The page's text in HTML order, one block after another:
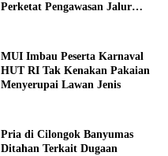
Perketat Pengawasan Jalur
MUI Imbau Peserta Karnaval
HUT RI Tak Kenakan Pakaian
Menyerupai Lawan Jenis
Pria di Cilongok Banyumas
Ditahan Terkait Dugaan